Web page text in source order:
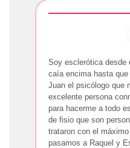
Soy esclerótica desde
caía encima hasta
Juan el psicólogo que
excelente persona
para hacerme a todo
de fisio que son
trataron con el
pasamos a Raquel y